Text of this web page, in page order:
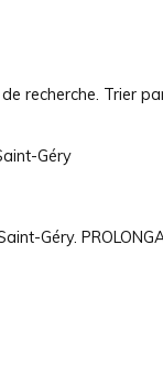
recherche. Trier
Géry
Géry.